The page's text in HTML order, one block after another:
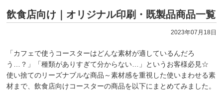
飲食店向け｜オリジナル印刷・既製品商品一覧
2023年07月18日
「カフェで使うコースターはどんな素材が適しているんだろ
う…？」「種類がありすぎて分からない…」というお客様必見☆
使い捨てのリーズナブルな商品～素材感を重視した使いまわせる素
材まで、飲食店向けコースターの商品を以下にまとめてみました。